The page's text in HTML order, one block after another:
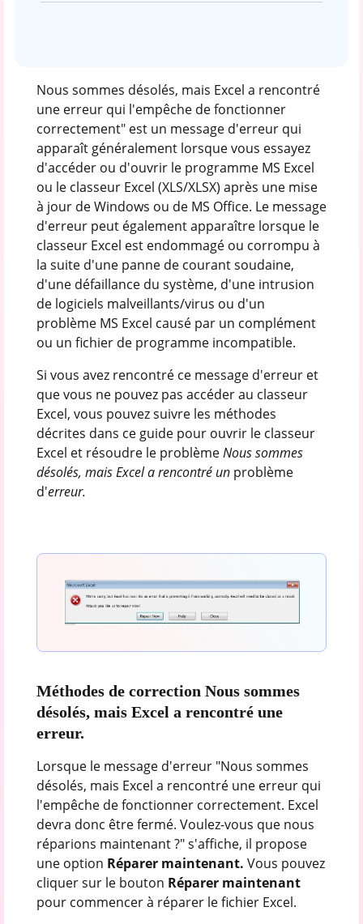
Nous sommes désolés, mais Excel a rencontré
une erreur qui l'empêche de fonctionner
correctement" est un message d'erreur qui
apparaît généralement lorsque vous essayez
d'accéder ou d'ouvrir le programme MS Excel
ou le classeur Excel (XLS/XLSX) après une mise
à jour de Windows ou de MS Office. Le message
d'erreur peut également apparaître lorsque le
classeur Excel est endommagé ou corrompu à
la suite d'une panne de courant soudaine,
d'une défaillance du système, d'une intrusion
de logiciels malveillants/virus ou d'un
problème MS Excel causé par un complément
ou un fichier de programme incompatible.
Si vous avez rencontré ce message d'erreur et
que vous ne pouvez pas accéder au classeur
Excel, vous pouvez suivre les méthodes
décrites dans ce guide pour ouvrir le classeur
Excel et résoudre le problèmeNous sommes
désolés, mais Excel a rencontré un problème
d'erreur.
Méthodes de correction Nous sommes
désolés, mais Excel a rencontré une
erreur.
Lorsque le message d'erreur "Nous sommes
désolés, mais Excel a rencontré une erreur qui
l'empêche de fonctionner correctement. Excel
devra donc être fermé. Voulez-vous que nous
réparions maintenant ?" s'affiche, il propose
une option Réparer maintenant. Vous pouvez
cliquer sur le bouton Réparer maintenant
pour commencer à réparer le fichier Excel.